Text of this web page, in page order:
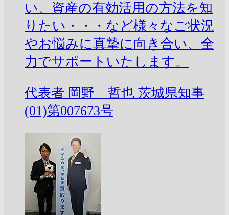
い、資産の有効活用の方法を知
りたい・・・など様々なご状況
やお悩みに真摯に向き合い、全
力でサポートいたします。
代表者 岡野 哲也 茨城県知事
(01)第007673号